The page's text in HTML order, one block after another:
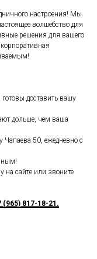
настроения! Мы
волшебство для
решения для вашего
доставить вашу
дольше, чем ваша
Чапаева 50, ежедневно с
на сайте или звоните
(965) 817-18-21.